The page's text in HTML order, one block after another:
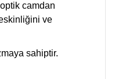
camdan
ve
sahiptir.